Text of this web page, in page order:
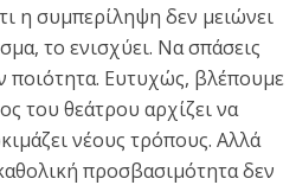
η συμπερίληψη δεν μειώνει
το ενισχύει. Να σπάσεις
ποιότητα. Ευτυχώς, βλέπουμε
του θεάτρου αρχίζει να
νέους τρόπους. Αλλά
προσβασιμότητα δεν